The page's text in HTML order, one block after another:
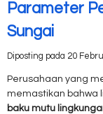
Parameter
Sungai
Diposting pada 20
Perusahaan yang
memastikan bahwa
baku mutu